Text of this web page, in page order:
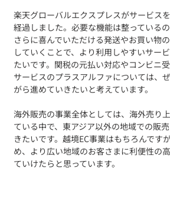
楽天グローバルエクスプレスがサービス
経過しました。必要な機能は整っている
さらに喜んでいただける発送やお買い物
していくことで、より利用しやすいサー
たいです。関税の元払い対応やコンビニ
サービスのプラスアルファについては、
がら進めていきたいと考えています。
海外販売の事業全体としては、海外売り
ている中で、東アジア以外の地域での販
きたいです。越境EC事業はもちろんです
め、より広い地域のお客さまに利便性の
ていけたらと思っています。